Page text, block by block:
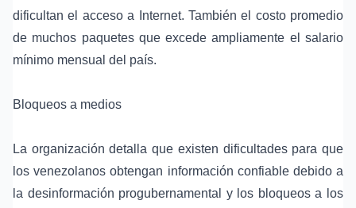
dificultan el acceso a Internet. También el costo promedio
de muchos paquetes que excede ampliamente el salario
mínimo mensual del país.
Bloqueos a medios
La organización detalla que existen dificultades para que
los venezolanos obtengan información confiable debido a
la desinformación progubernamental y los bloqueos a los